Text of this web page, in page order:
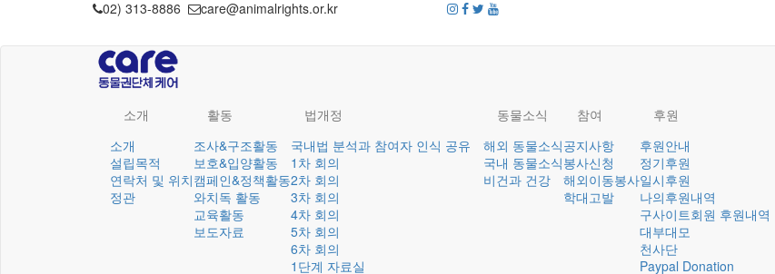
02) 313-8886 care@animalrights.or.kr
소개
소개
설립목적
연락처 및 위치
정관
활동
조사&구조활동
보호&입양활동
캠페인&정책활동
와치독 활동
교육활동
보도자료
법개정
국내법 분석과 참여자 인식 공유
1차 회의
2차 회의
3차 회의
4차 회의
5차 회의
6차 회의
1단계 자료실
동물소식
해외 동물소식
국내 동물소식
비건과 건강
참여
공지사항
봉사신청
해외이동봉사
학대고발
후원
후원안내
정기후원
일시후원
나의후원내역
구사이트회원 후원내역
대부대모
천사단
Paypal Donation